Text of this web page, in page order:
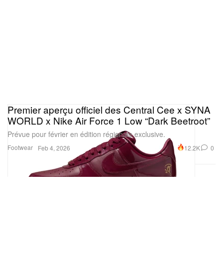
Footwear
Premier aperçu officiel des Central Cee x SYNA
WORLD x Nike Air Force 1 Low “Dark Beetroot”
Prévue pour février en édition régionale exclusive.
Feb 4, 2026 12.2K 0